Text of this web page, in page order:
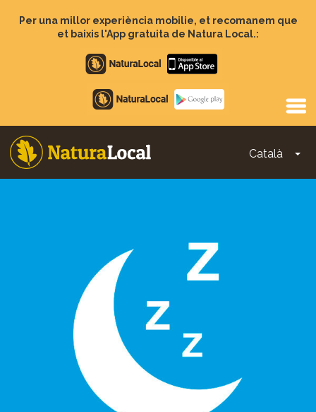
Per una millor experiència mobilie, et recomanem que
et baixis l'App gratuita de Natura Local.:
Apple
store
Google
Play
Català
Main